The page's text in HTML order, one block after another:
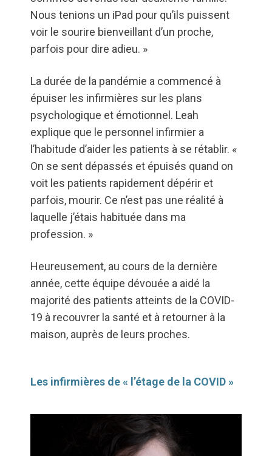
Nous tenions un iPad pour qu’ils puissent
voir le sourire bienveillant d’un proche,
parfois pour dire adieu. »
La durée de la pandémie a commencé à
épuiser les infirmières sur les plans
psychologique et émotionnel. Leah
explique que le personnel infirmier a
l’habitude d’aider les patients à se rétablir. «
On se sent dépassés et épuisés quand on
voit les patients rapidement dépérir et
parfois, mourir. Ce n’est pas une réalité à
laquelle j’étais habituée dans ma
profession. »
Heureusement, au cours de la dernière
année, cette équipe dévouée a aidé la
majorité des patients atteints de la COVID-
19 à recouvrer la santé et à retourner à la
maison, auprès de leurs proches.
Les infirmières de « l’étage de la COVID »